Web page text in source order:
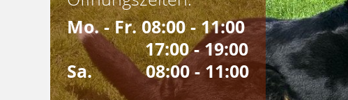
Mo. - Fr. 08:00 - 11:00
17:00 - 19:00
Sa. 08:00 - 11:00